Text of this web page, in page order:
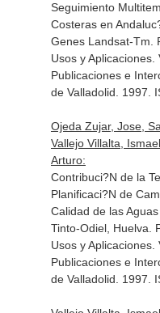
Seguimiento
Costeras en
Genes Landsat-Tm.
Usos y Aplicaciones.
Publicaciones e
de Valladolid. 1997.
Ojeda Zujar, Jose,
Vallejo Villalta,
Arturo:
Contribuci?N de la
Planificaci?N de
Calidad de las
Tinto-Odiel, Huelva.
Usos y Aplicaciones.
Publicaciones e
de Valladolid. 1997.